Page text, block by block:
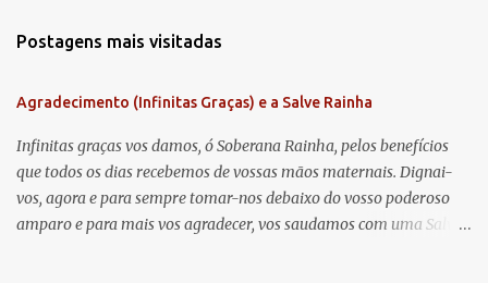
e
t
á
r
i
o
Postagens mais visitadas
Agradecimento (Infinitas Graças) e a Salve Rainha
Infinitas graças vos damos, ó Soberana Rainha, pelos benefícios
que todos os dias recebemos de vossas mãos maternais. Dignai-
vos, agora e para sempre tomar-nos debaixo do vosso poderoso
amparo e para mais vos agradecer, vos saudamos com uma Salve